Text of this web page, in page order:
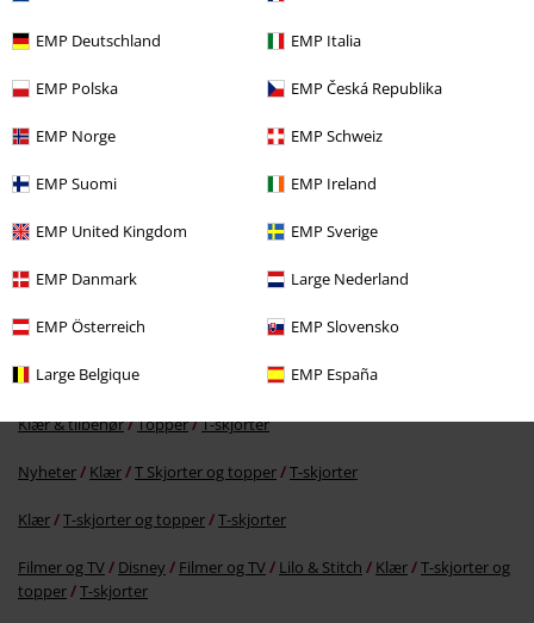
EMP Deutschland EMP Italia
EMP Polska EMP Česká Republika
EMP Norge EMP Schweiz
EMP Suomi EMP Ireland
EMP United Kingdom EMP Sverige
EMP Danmark Large Nederland
EMP Österreich EMP Slovensko
Large Belgique EMP España
KPI kr 399,00
kr 369,00
Flere kategorier. Flere valgmuligheter.
Filmer og TV Klær T-skjorter og topper T-skjorter
Klær & tilbehør Topper T-skjorter
Nyheter Klær T Skjorter og topper T-skjorter
Klær T-skjorter og topper T-skjorter
Filmer og TV Disney Filmer og TV Lilo & Stitch Klær
T-skjorter og
topper
T-skjorter